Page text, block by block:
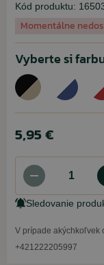
Kód produktu:
Momentálne
Vyberte si
5,95 €
Sledovanie
V prípade akýchkoľvek
+421222205997